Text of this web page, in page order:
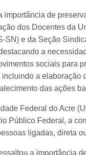
importância de
dos Docentes da
SN) e da Seção
a
sociais para
incluindo a elaboração
das ações
Federal do Acre
Público Federal, a
ligadas, direta
a importância